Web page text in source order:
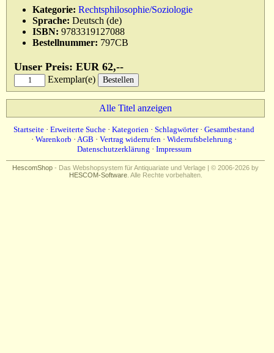
ImpressumKategorie: Rechtsphilosophie/Soziologie
Sprache: Deutsch (de)
ISBN: 9783319127088
Bestellnummer: 797CB
Unser Preis: EUR 62,--
Exemplar(e)
Alle Titel anzeigen
Startseite · Erweiterte Suche · Kategorien · Schlagwörter· Gesamtbestand
· Warenkorb · AGB · Vertrag widerrufen · Widerrufsbelehrung ·
Datenschutzerklärung · Impressum
HescomShop - Das Webshopsystem für Antiquariate und Verlage | © 2006-2026 by
HESCOM-Software. Alle Rechte vorbehalten.